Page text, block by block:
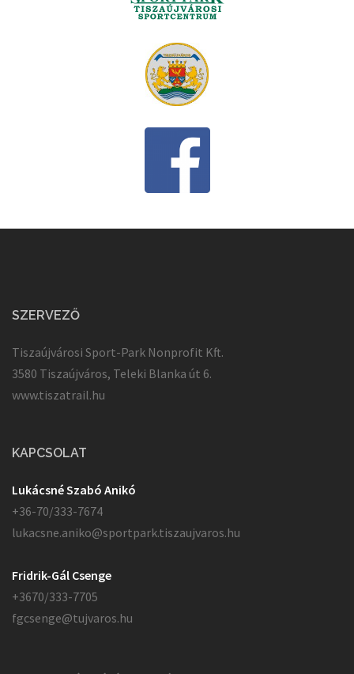
SZERVEZŐ
Tiszaújvárosi Sport-Park Nonprofit Kft.
3580 Tiszaújváros, Teleki Blanka út 6.
www.tiszatrail.hu
KAPCSOLAT
Lukácsné Szabó Anikó
+36-70/333-7674
lukacsne.aniko@sportpark.tiszaujvaros.hu
Fridrik-Gál Csenge
+3670/333-7705
fgcsenge@tujvaros.hu